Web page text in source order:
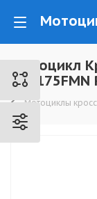
Мотоцикл
4V (175FMN
Мотоциклы